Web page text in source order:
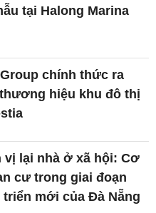
tại Halong Marina
chính thức ra
hiệu khu đô thị
vị lại nhà ở xã hội: Cơ
cư trong giai đoạn
triển mới của Đà Nẵng